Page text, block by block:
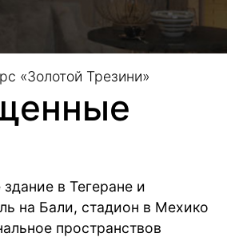
«Золотой Трезини»
в Тегеране и
на Бали, стадион в Мехико
пространствов